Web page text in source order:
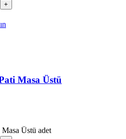
Masa Üstü
Üstü adet